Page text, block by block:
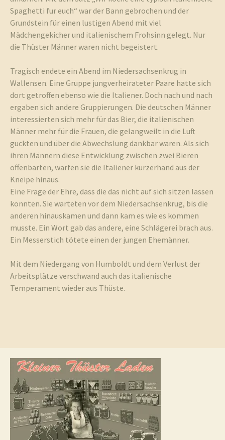
Spaghetti fur euch“ war der Bann gebrochen und der
Grundstein für einen lustigen Abend mit viel
Mädchengekicher und italienischem Frohsinn gelegt. Nur
die Thüster Männer waren nicht begeistert.
Tragisch endete ein Abend im Niedersachsenkrug in
Wallensen. Eine Gruppe jungverheirateter Paare hatte sich
dort getroffen ebenso wie die Italiener. Doch nach und nach
ergaben sich andere Gruppierungen. Die deutschen Männer
interessierten sich mehr für das Bier, die italienischen
Männer mehr für die Frauen, die gelangweilt in die Luft
guckten und über die Abwechslung dankbar waren. Als sich
ihren Männern diese Entwicklung zwischen zwei Bieren
offenbarten, warfen sie die Italiener kurzerhand aus der
Kneipe hinaus.
Eine Frage der Ehre, dass die das nicht auf sich sitzen lassen
konnten. Sie warteten vor dem Niedersachsenkrug, bis die
anderen hinauskamen und dann kam es wie es kommen
musste. Ein Wort gab das andere, eine Schlägerei brach aus.
Ein Messerstich tötete einen der jungen Ehemänner.
Mit dem Niedergang von Humboldt und dem Verlust der
Arbeitsplätze verschwand auch das italienische
Temperament wieder aus Thüste.